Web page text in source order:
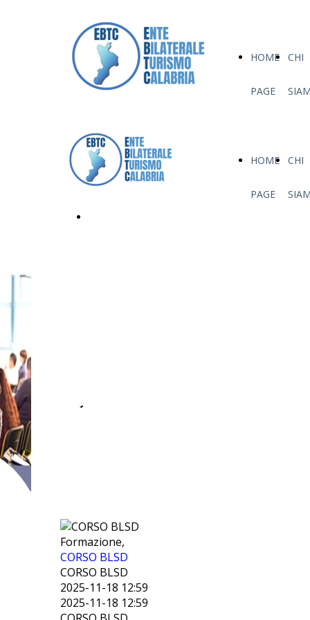
HOME
PAGE
CHI
HOME
PAGE
CHI
BILATERALE
Formazione,
CORSO BLSD
CORSO BLSD
2025-11-18 12:59
2025-11-18 12:59